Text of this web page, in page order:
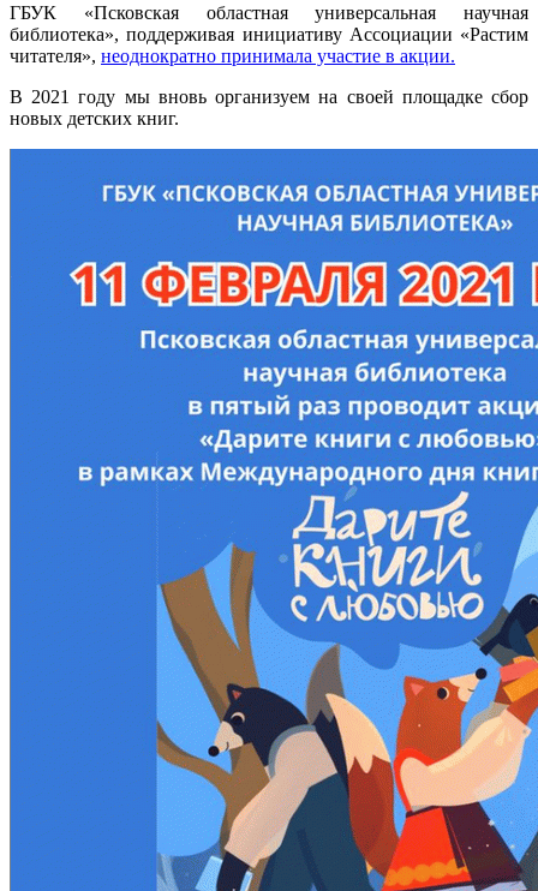
ГБУК «Псковская областная универсальная научная
библиотека», поддерживая инициативу Ассоциации «Растим
читателя», неоднократно принимала участие в акции.
В 2021 году мы вновь организуем на своей площадке сбор
новых детских книг.